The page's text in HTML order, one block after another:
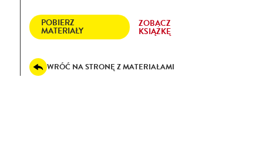
POBIERZ
MATERIAŁY
ZOBACZ
KSIĄŻKĘ
WRÓĆ NA STRONĘ Z MATERIAŁAMI